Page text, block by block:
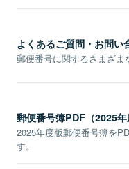
よくあるご質問・お問い
郵便番号に関するさまざま
郵便番号簿PDF（2025年
2025年度版郵便番号簿を
す。